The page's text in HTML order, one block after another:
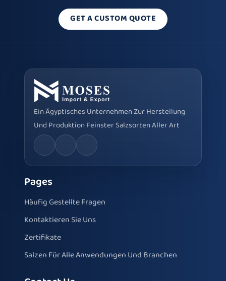
GET A CUSTOM QUOTE
Ein Ägyptisches Unternehmen Zur Herstellung
Und Produktion Feinster Salzsorten Aller Art
Pages
Häufig Gestellte Fragen
Kontaktieren Sie Uns
Zertifikate
Salzen Für Alle Anwendungen Und Branchen